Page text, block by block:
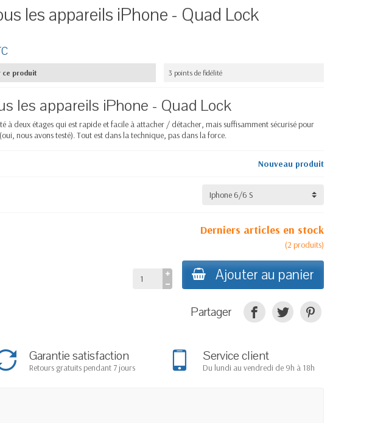
les appareils iPhone - Quad Lock
ce produit 3 points de fidélité
les appareils iPhone - Quad Lock
à deux étages qui est rapide et facile à attacher / détacher, mais suffisamment sécurisé pour
nous avons testé). Tout est dans la technique, pas dans la force.
Nouveau produit
Derniers articles en stock
(2produits)
Ajouter au panier
Partager
Garantie satisfaction
Retours gratuits pendant 7 jours
Service client
Du lundi au vendredi de 9h à 18h